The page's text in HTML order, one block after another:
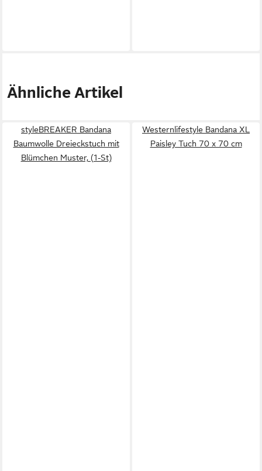
Ähnliche Artikel
styleBREAKER Bandana
Baumwolle Dreieckstuch mit
Blümchen Muster, (1-St)
Westernlifestyle Bandana XL
Paisley Tuch 70 x 70 cm